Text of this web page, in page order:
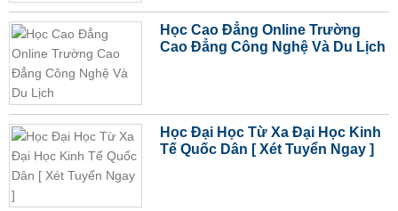
Học Cao Đẳng Online Trường
Cao Đẳng Công Nghệ Và Du Lịch
Học Đại Học Từ Xa Đại Học Kinh
Tế Quốc Dân [ Xét Tuyển Ngay ]